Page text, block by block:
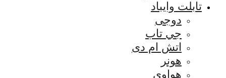
تابلت وايباد
دوجى
جي تاب
اتش ام دى
هونر
هواوي